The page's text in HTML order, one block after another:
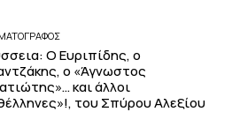
Ο Ευριπίδης, ο
ο «Άγνωστος
και άλλοι
του Σπύρου Αλεξίου